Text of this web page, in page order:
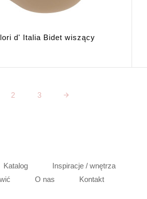
d' Italia Bidet wiszący
2 3
Katalog
Inspiracje / wnętrza
O nas Kontakt